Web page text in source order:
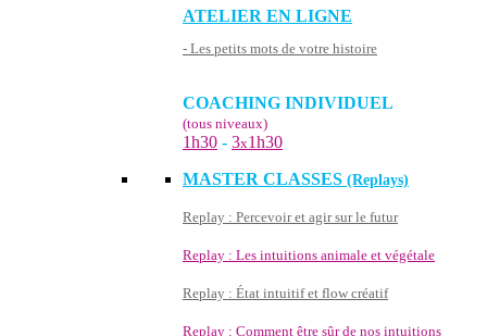
ATELIER EN LIGNE
- Les petits mots de votre histoire
COACHING INDIVIDUEL
(tous niveaux)
1h30 - 3x1h30
MASTER CLASSES (Replays)
Replay : Percevoir et agir sur le futur
Replay : Les intuitions animale et végétale
Replay : État intuitif et flow créatif
Replay : Comment être sûr de nos intuitions